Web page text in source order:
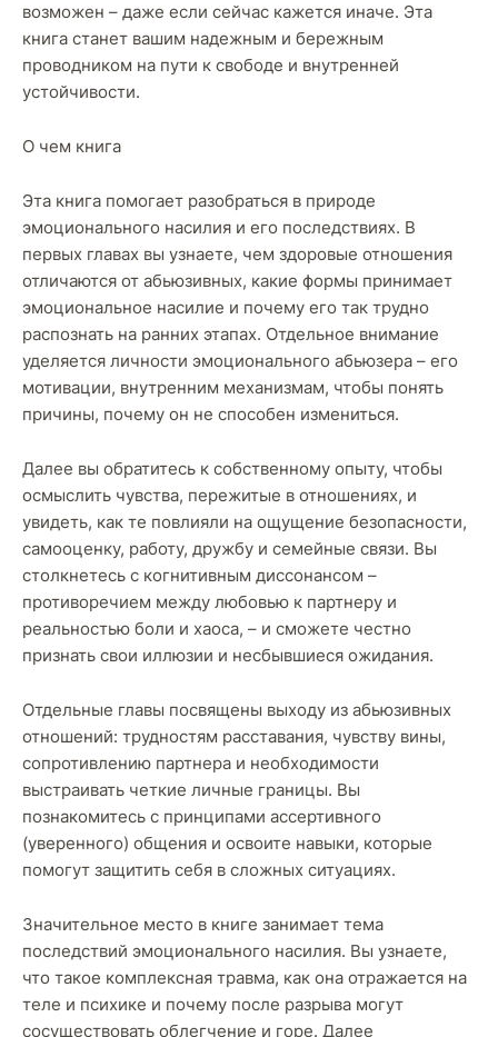
возможен – даже если сейчас кажется иначе. Эта
книга станет вашим надежным и бережным
проводником на пути к свободе и внутренней
устойчивости.
О чем книга
Эта книга помогает разобраться в природе
эмоционального насилия и его последствиях. В
первых главах вы узнаете, чем здоровые отношения
отличаются от абьюзивных, какие формы принимает
эмоциональное насилие и почему его так трудно
распознать на ранних этапах. Отдельное внимание
уделяется личности эмоционального абьюзера – его
мотивации, внутренним механизмам, чтобы понять
причины, почему он не способен измениться.
Далее вы обратитесь к собственному опыту, чтобы
осмыслить чувства, пережитые в отношениях, и
увидеть, как те повлияли на ощущение безопасности,
самооценку, работу, дружбу и семейные связи. Вы
столкнетесь с когнитивным диссонансом –
противоречием между любовью к партнеру и
реальностью боли и хаоса, – и сможете честно
признать свои иллюзии и несбывшиеся ожидания.
Отдельные главы посвящены выходу из абьюзивных
отношений: трудностям расставания, чувству вины,
сопротивлению партнера и необходимости
выстраивать четкие личные границы. Вы
познакомитесь с принципами ассертивного
(уверенного) общения и освоите навыки, которые
помогут защитить себя в сложных ситуациях.
Значительное место в книге занимает тема
последствий эмоционального насилия. Вы узнаете,
что такое комплексная травма, как она отражается на
теле и психике и почему после разрыва могут
сосуществовать облегчение и горе. Далее